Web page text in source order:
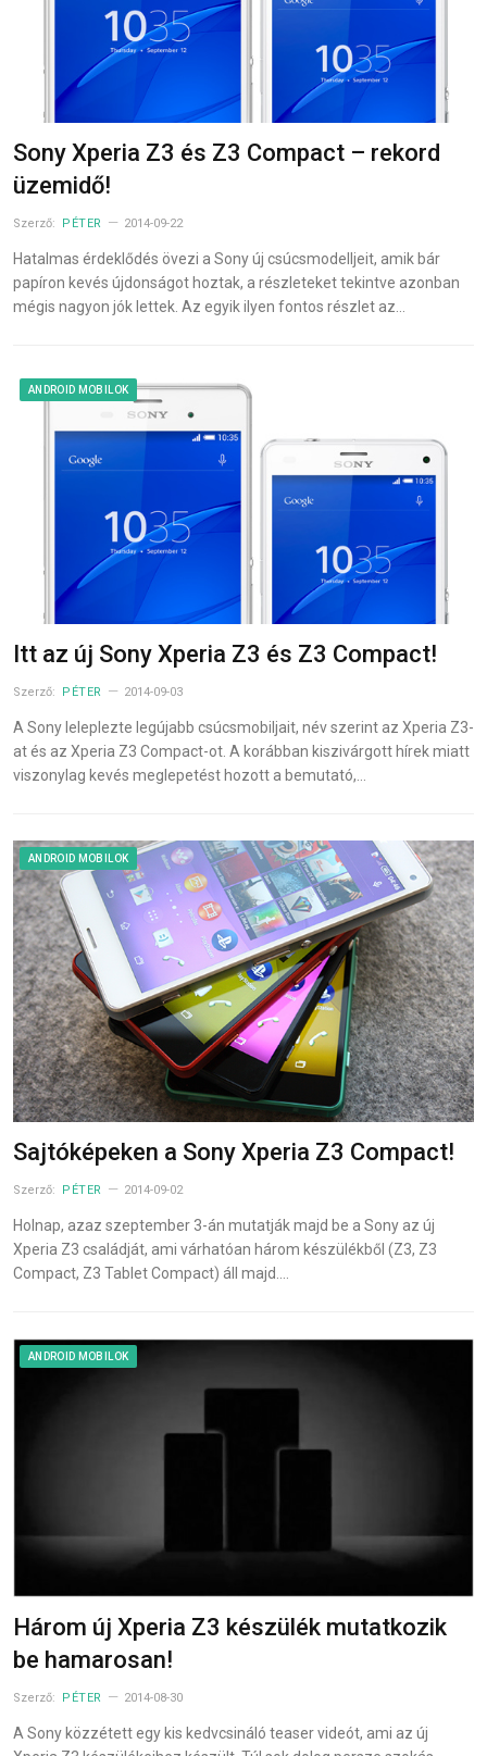
Sony Xperia Z3 és Z3 Compact – rekord
üzemidő!
Szerző: PÉTER 2014-09-22
Hatalmas érdeklődés övezi a Sony új csúcsmodelljeit, amik bár
papíron kevés újdonságot hoztak, a részleteket tekintve azonban
mégis nagyon jók lettek. Az egyik ilyen fontos részlet az…
ANDROID MOBILOK
Itt az új Sony Xperia Z3 és Z3 Compact!
Szerző: PÉTER 2014-09-03
A Sony leleplezte legújabb csúcsmobiljait, név szerint az Xperia Z3-
at és az Xperia Z3 Compact-ot. A korábban kiszivárgott hírek miatt
viszonylag kevés meglepetést hozott a bemutató,…
ANDROID MOBILOK
Sajtóképeken a Sony Xperia Z3 Compact!
Szerző: PÉTER 2014-09-02
Holnap, azaz szeptember 3-án mutatják majd be a Sony az új
Xperia Z3 családját, ami várhatóan három készülékből (Z3, Z3
Compact, Z3 Tablet Compact) áll majd.…
ANDROID MOBILOK
Három új Xperia Z3 készülék mutatkozik
be hamarosan!
Szerző: PÉTER 2014-08-30
A Sony közzétett egy kis kedvcsináló teaser videót, ami az új